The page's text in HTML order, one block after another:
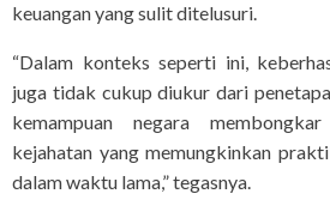
keuangan yang sulit ditelusuri.
“Dalam konteks seperti ini,
juga tidak cukup diukur dari
kemampuan negara
kejahatan yang memungkinkan
dalam waktu lama,” tegasnya.